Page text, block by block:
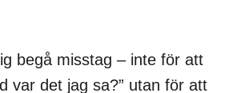
begå misstag – inte för att
var det jag sa?” utan för att